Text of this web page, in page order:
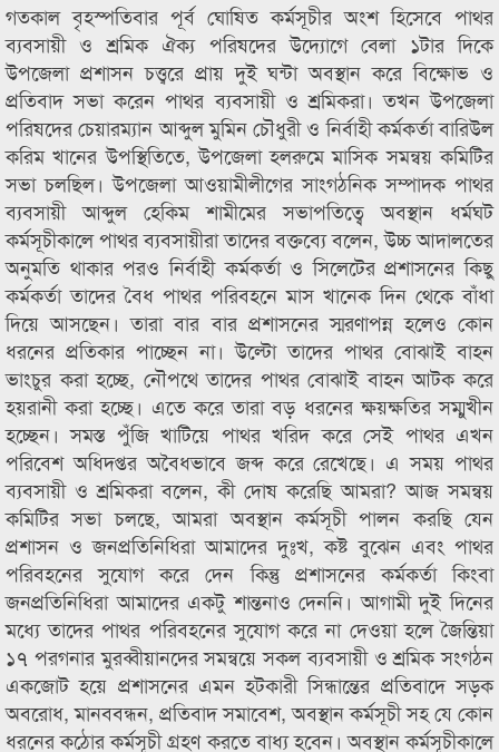
গতকাল বৃহস্পতিবার পূর্ব ঘোষিত কর্মসূচীর অংশ হিসেবে পাথর
ব্যবসায়ী ও শ্রমিক ঐক্য পরিষদের উদ্যোগে বেলা ১টার দিকে
উপজেলা প্রশাসন চত্ত্বরে প্রায় দুই ঘন্টা অবস্থান করে বিক্ষোভ ও
প্রতিবাদ সভা করেন পাথর ব্যবসায়ী ও শ্রমিকরা। তখন উপজেলা
পরিষদের চেয়ারম্যান আব্দুল মুমিন চৌধুরী ও নির্বাহী কর্মকর্তা বারিউল
করিম খানের উপস্থিতিতে, উপজেলা হলরুমে মাসিক সমন্বয় কমিটির
সভা চলছিল। উপজেলা আওয়ামীলীগের সাংগঠনিক সম্পাদক পাথর
ব্যবসায়ী আব্দুল হেকিম শামীমের সভাপতিত্বে অবস্থান ধর্মঘট
কর্মসূচীকালে পাথর ব্যবসায়ীরা তাদের বক্তব্যে বলেন, উচ্চ আদালতের
অনুমতি থাকার পরও নির্বাহী কর্মকর্তা ও সিলেটের প্রশাসনের কিছু
কর্মকর্তা তাদের বৈধ পাথর পরিবহনে মাস খানেক দিন থেকে বাঁধা
দিয়ে আসছেন। তারা বার বার প্রশাসনের স্মরণাপন্ন হলেও কোন
ধরনের প্রতিকার পাচ্ছেন না। উল্টো তাদের পাথর বোঝাই বাহন
ভাংচুর করা হচ্ছে, নৌপথে তাদের পাথর বোঝাই বাহন আটক করে
হয়রানী করা হচ্ছে। এতে করে তারা বড় ধরনের ক্ষয়ক্ষতির সম্মুখীন
হচ্ছেন। সমস্ত পুঁজি খাটিয়ে পাথর খরিদ করে সেই পাথর এখন
পরিবেশ অধিদপ্তর অবৈধভাবে জব্দ করে রেখেছে। এ সময় পাথর
ব্যবসায়ী ও শ্রমিকরা বলেন, কী দোষ করেছি আমরা? আজ সমন্বয়
কমিটির সভা চলছে, আমরা অবস্থান কর্মসূচী পালন করছি যেন
প্রশাসন ও জনপ্রতিনিধিরা আমাদের দুঃখ, কষ্ট বুঝেন এবং পাথর
পরিবহনের সুযোগ করে দেন কিন্তু প্রশাসনের কর্মকর্তা কিংবা
জনপ্রতিনিধিরা আমাদের একটু শান্তনাও দেননি। আগামী দুই দিনের
মধ্যে তাদের পাথর পরিবহনের সুযোগ করে না দেওয়া হলে জৈন্তিয়া
১৭ পরগনার মুরব্বীয়ানদের সমন্বয়ে সকল ব্যবসায়ী ও শ্রমিক সংগঠন
একজোট হয়ে প্রশাসনের এমন হটকারী সিন্ধান্তের প্রতিবাদে সড়ক
অবরোধ, মানববন্ধন, প্রতিবাদ সমাবেশ, অবস্থান কর্মসূচী সহ যে কোন
ধরনের কঠোর কর্মসূচী গ্রহণ করতে বাধ্য হবেন। অবস্থান কর্মসূচীকালে